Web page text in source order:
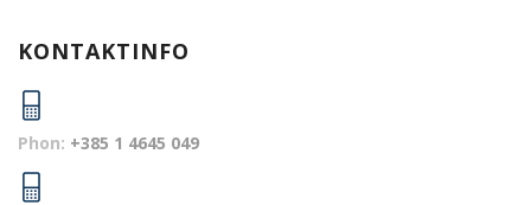
KONTAKTINFO
Phon: +385 1 4645 049